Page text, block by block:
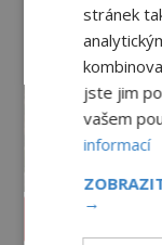
stránek
jste jim
vašem
informací
→